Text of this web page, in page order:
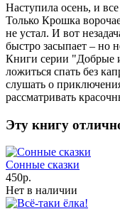
Наступила осень, и
Только Крошка
не устал. И вот
быстро засыпает – но
Книги серии "Добрые
ложиться спать без
слушать о
рассматривать
Эту книгу
Сонные сказки
450р.
Нет в наличии